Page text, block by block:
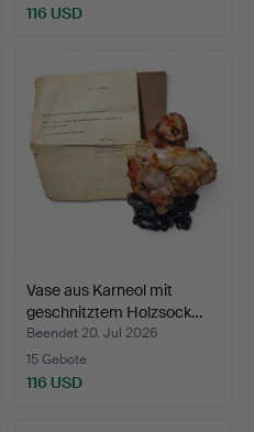
116 USD
Vase aus Karneol mit
geschnitztem Holzsock…
Beendet 20. Jul 2026
15 Gebote
116 USD